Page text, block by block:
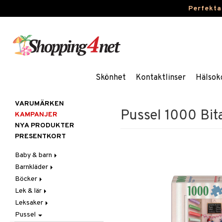
Skönhet Kontaktlinser
Pussel 1000
VARUMÄRKEN
KAMPANJER
NYA PRODUKTER
PRESENTKORT
Baby & barn
Accessoarer
För håret
Hattar & Mössor
Övrigt
Plånböcker
Aktivitet
Babygym
Babysitters
Bit & Skallra
Äta
Barnservis
Haklappar
Badrockar & Handdukar
Barnvagnstillbehör
Barnkläder
Accessoarer
Kepsar & Solhattar
Badkläder & UV-kläder
Klänningar
Nederdelar
Böcker
Dagböcker
Läs & Lär
Målarböcker
Lek & lär
Experiment
Inlärningsspel
Leksaker
Adventskalendrar
Pussel